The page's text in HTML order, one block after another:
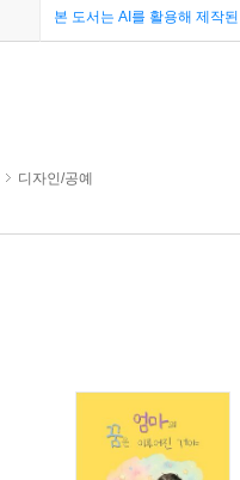
본 도서는 AI를 활용해 제작
디자인/공예